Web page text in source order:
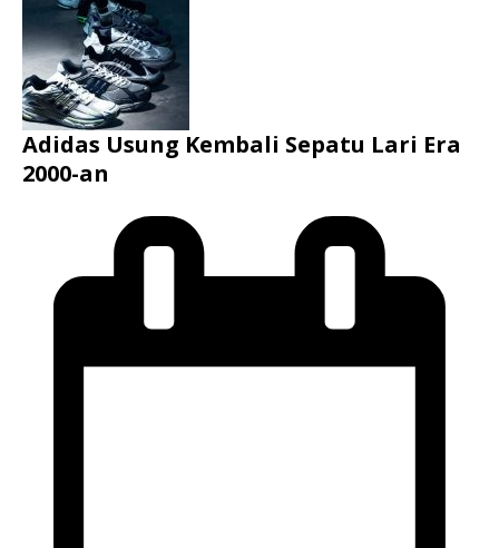
Adidas Usung Kembali Sepatu Lari Era
2000-an